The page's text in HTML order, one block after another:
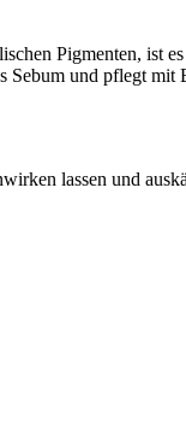
Pigmenten, ist
Sebum und pflegt
lassen und